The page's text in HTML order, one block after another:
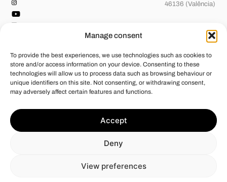
Manage consent
To provide the best experiences, we use technologies such as cookies to
store and/or access information on your device. Consenting to these
technologies will allow us to process data such as browsing behaviour or
unique identifiers on this site. Not consenting, or withdrawing consent,
may adversely affect certain features and functions.
Accept
Deny
View preferences
46136 (Valência)
objetivo é o reforço do crescimento sustentável e a competitividade
das PME, e graças ao qual pôs em marcha um Plano de Ação com o
digital, da promoção online e do comércio eletrónico em mercados
#EuropaSeSiente”